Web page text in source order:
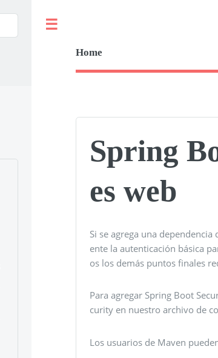
Home
Spring
es web
Si se agrega una
ente la autenticación básica
os los demás puntos finales
Para agregar Spring Boot
curity en nuestro archivo de
Los usuarios de Maven